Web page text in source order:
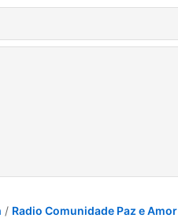
Radio Comunidade Paz e Amor